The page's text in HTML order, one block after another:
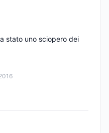
stato uno sciopero dei